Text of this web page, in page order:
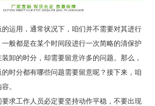
运用，通常状况下，咱们并不需要对其进行
般都是在某个时间段进行一次简略的清保护
卸的时分，却需要留意许多的问题。那么，
时分都有哪些问题需要留意呢？接下来，咱
。
求工作人员必定要坚持动作平稳，不要出现